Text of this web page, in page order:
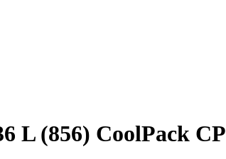
L (856) CoolPack CP